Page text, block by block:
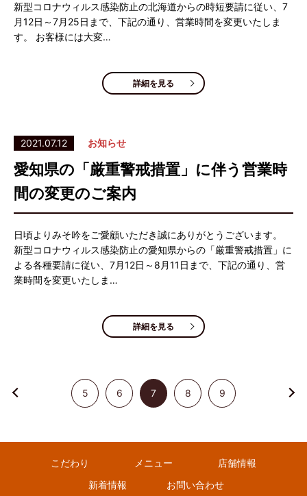
新型コロナウィルス感染防止の北海道からの時短要請に従い、7
月12日～7月25日まで、下記の通り、営業時間を変更いたしま
す。 お客様には大変…
詳細を見る
2021.07.12 お知らせ
愛知県の「厳重警戒措置」に伴う営業時
間の変更のご案内
日頃よりみそ吟をご愛顧いただき誠にありがとうございます。
新型コロナウィルス感染防止の愛知県からの「厳重警戒措置」に
よる各種要請に従い、7月12日～8月11日まで、下記の通り、営
業時間を変更いたしま…
詳細を見る
5 6 7 8 9
こだわり メニュー
店舗情報
新着情報
お問い合わせ